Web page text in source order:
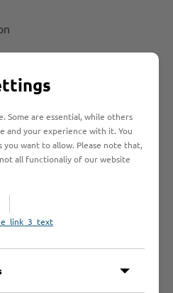
Some are essential, while others
and your experience with it. You
want to allow. Please note that,
all functionaliy of our website